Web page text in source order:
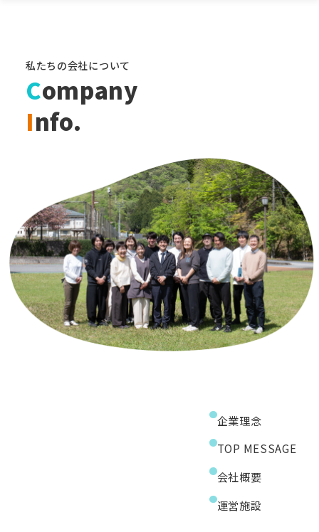
私たちの会社について
Company
Info.
企業理念
TOP MESSAGE
会社概要
運営施設